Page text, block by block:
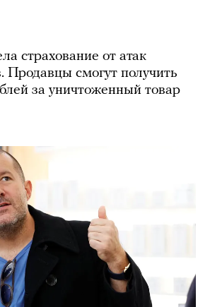
страхование от атак
Продавцы смогут получить
за уничтоженный товар